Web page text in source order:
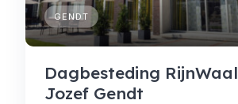
GENDT
Dagbesteding
Jozef Gendt